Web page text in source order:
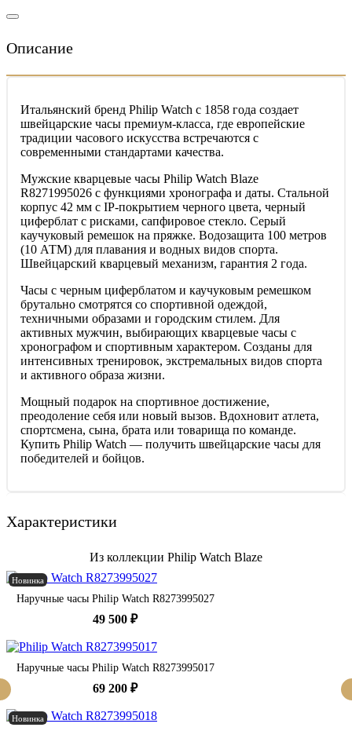
Описание
Итальянский бренд Philip Watch с 1858 года создает
швейцарские часы премиум-класса, где европейские
традиции часового искусства встречаются с
современными стандартами качества.
Мужские кварцевые часы Philip Watch Blaze
R8271995026 с функциями хронографа и даты. Стальной
корпус 42 мм с IP-покрытием черного цвета, черный
циферблат с рисками, сапфировое стекло. Серый
каучуковый ремешок на пряжке. Водозащита 100 метров
(10 АТМ) для плавания и водных видов спорта.
Швейцарский кварцевый механизм, гарантия 2 года.
Часы с черным циферблатом и каучуковым ремешком
брутально смотрятся со спортивной одеждой,
техничными образами и городским стилем. Для
активных мужчин, выбирающих кварцевые часы с
хронографом и спортивным характером. Созданы для
интенсивных тренировок, экстремальных видов спорта
и активного образа жизни.
Мощный подарок на спортивное достижение,
преодоление себя или новый вызов. Вдохновит атлета,
спортсмена, сына, брата или товарища по команде.
Купить Philip Watch — получить швейцарские часы для
победителей и бойцов.
Характеристики
Из коллекции Philip Watch Blaze
Новинка
Наручные часы Philip Watch R8273995027
49 500 ₽
Наручные часы Philip Watch R8273995017
69 200 ₽
Новинка